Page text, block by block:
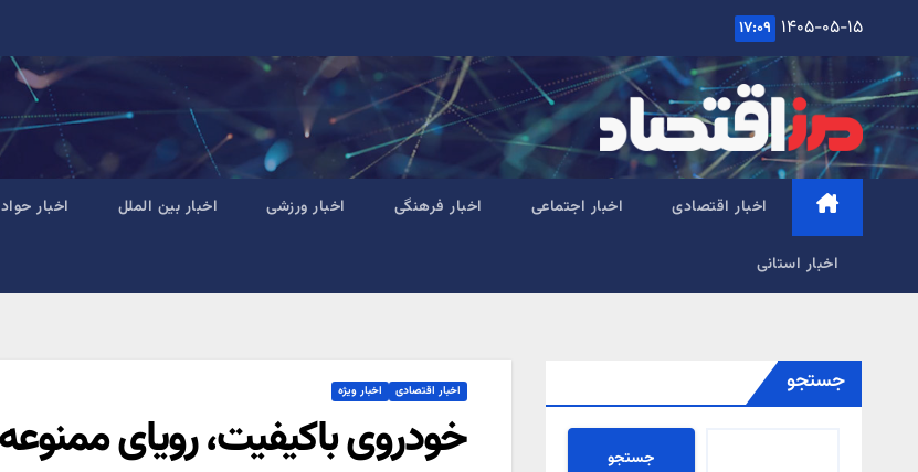
content
۱۴۰۵-۰۵-۱۵ ۱۷:۰۹
اخبار اقتصادی اخبار اجتماعی اخبار فرهنگی اخبار ورزشی اخبار بین الملل اخبار
اخبار استانی
جستجو
جستجو
اخبار اقتصادی اخبار ویژه
خودروی باکیفیت، رویای